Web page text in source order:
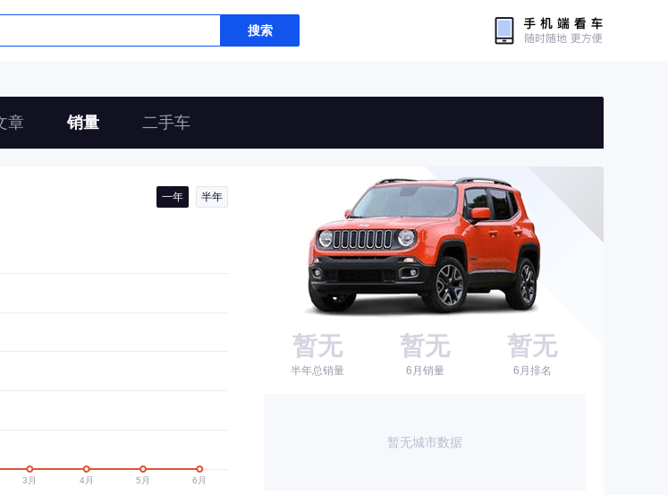
搜索
章 销量 二手车
一年 半年
暂无
半年总销量
暂无
6月销量
暂无
6月排名
暂无城市数据